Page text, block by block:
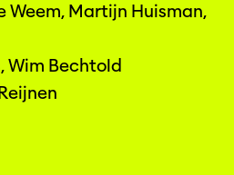
Weem, Martijn Huisman,
Wim Bechtold